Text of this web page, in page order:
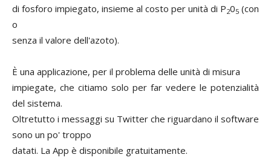
di fosforo impiegato, insieme al costo per unità di P205 (con
o
senza il valore dell'azoto).
È una applicazione, per il problema delle unità di misura
impiegate, che citiamo solo per far vedere le potenzialità
del sistema.
Oltretutto i messaggi su Twitter che riguardano il software
sono un po' troppo
datati. La App è disponibile gratuitamente.